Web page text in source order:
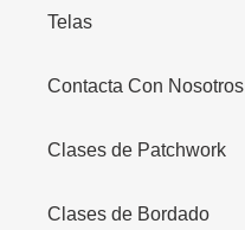
Telas
Contacta Con Nosotros
Clases de Patchwork
Clases de Bordado